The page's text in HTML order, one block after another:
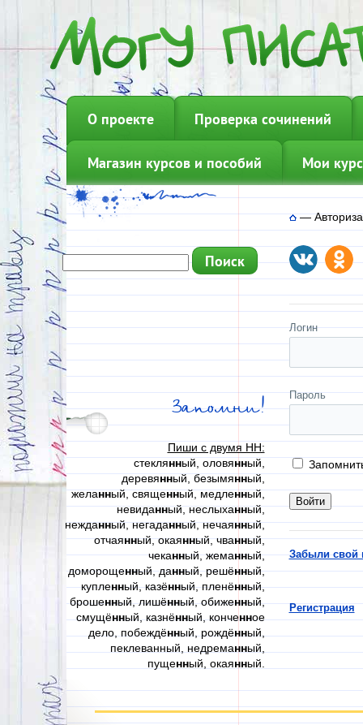
О проекте Проверка сочинений
Магазин курсов и пособий Мои
Запомни!
Пиши с двумя НН:
стеклянный, оловянный,
деревянный, безымянный,
желанный, священный, медленный,
невиданный, неслыханный,
нежданный, негаданный, нечаянный,
отчаянный, окаянный, чванный,
чеканный, жеманный,
доморощенный, данный, решённый,
купленный, казённый, пленённый,
брошенный, лишённый, обиженный,
смущённый, казнённый, конченное
дело, побеждённый, рождённый,
пеклеванный, недреманный,
пущенный, окаянный.
—
Логин
Пароль
Забыли свой
Регистрация